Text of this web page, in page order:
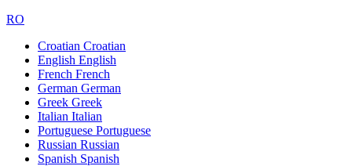
RO
Croatian Croatian
English English
French French
German German
Greek Greek
Italian Italian
Portuguese Portuguese
Russian Russian
Spanish Spanish